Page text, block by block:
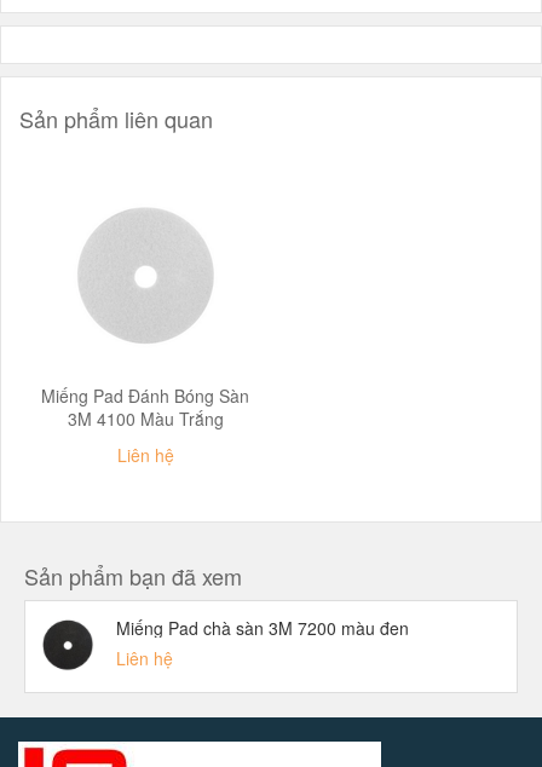
Sản phẩm liên quan
Miếng Pad Đánh Bóng Sàn
3M 4100 Màu Trắng
Liên hệ
Sản phẩm bạn đã xem
Miếng Pad chà sàn 3M 7200 màu đen
Liên hệ